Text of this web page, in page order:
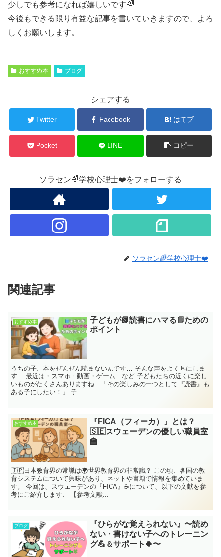
少しでも参考になれば嬉しいです🌈
今後もできる限り有益な記事を書いていきますので、よろ
しくお願いします。
おすすめ本 ブログ
シェアする
Twitter Facebook はてブ
Pocket LINE コピー
ソラセン🌈学校心理士❤️をフォローする
ソラセン🌈学校心理士❤️
関連記事
おすすめ本
子どもが📗読書にハマる📘ための
ポイント
うちの子、本をぜんぜん読まないんです… そんな声をよく耳にしま
す… 最近は・スマホ・動画・ゲーム など 子どもたちの近くに楽し
いものがたくさんありますね…「その楽しみの一つとして『読書』も
ある子にしたい！」 子...
おすすめ本
『FICA（フィーカ）』とは？
🇸🇪スウェーデンの優しい職員室
🏫
🇯🇵日本教育界の常識は🌍世界教育界の非常識？ この頃、各国の教
育システムについて興味があり、ネットや書籍で情報を集めていま
す。 今回は、スウェーデンの『FICA』☕️について、以下の文献を参
考にご紹介します♩ 【参考文献...
ブログ
『ひらがな覚えられない』〜読め
ない・書けない子へのトレーニン
グ💪＆サポート🍀〜